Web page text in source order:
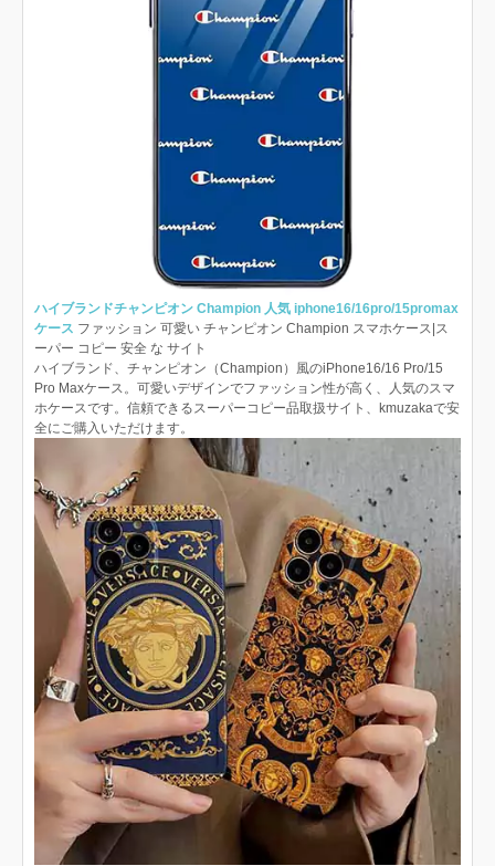
ハイブランドチャンピオン Champion 人気 iphone16/16pro/15promax
ケース ファッション 可愛い チャンピオン Champion スマホケース|ス
ーパー コピー 安全 な サイト
ハイブランド、チャンピオン（Champion）風のiPhone16/16 Pro/15
Pro Maxケース。可愛いデザインでファッション性が高く、人気のスマ
ホケースです。信頼できるスーパーコピー品取扱サイト、kmuzakaで安
全にご購入いただけます。